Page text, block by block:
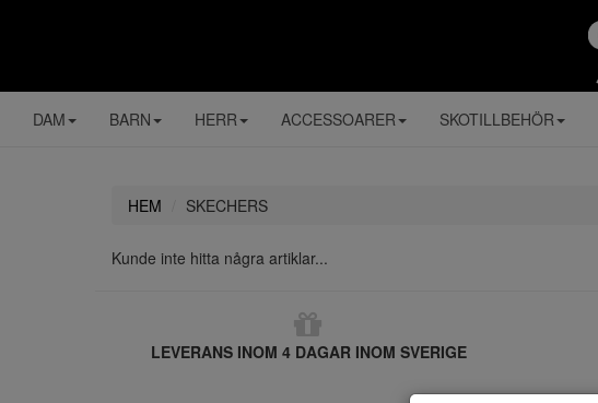
DAM BARN HERR ACCESSOARER SKOTILLBEHÖR
HEM SKECHERS
Kunde inte hitta några artiklar...
LEVERANS INOM 4 DAGAR INOM SVERIGE